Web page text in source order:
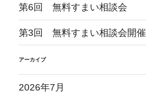
第6回 無料すまい相談会
第3回 無料すまい相談会開催
アーカイブ
2026年7月